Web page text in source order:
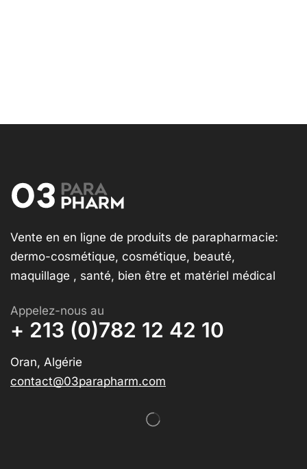
Vente en en ligne de produits de parapharmacie:
dermo-cosmétique, cosmétique, beauté,
maquillage , santé, bien être et matériel médical
Appelez-nous au
+ 213 (0)782 12 42 10
Oran, Algérie
contact@03parapharm.com